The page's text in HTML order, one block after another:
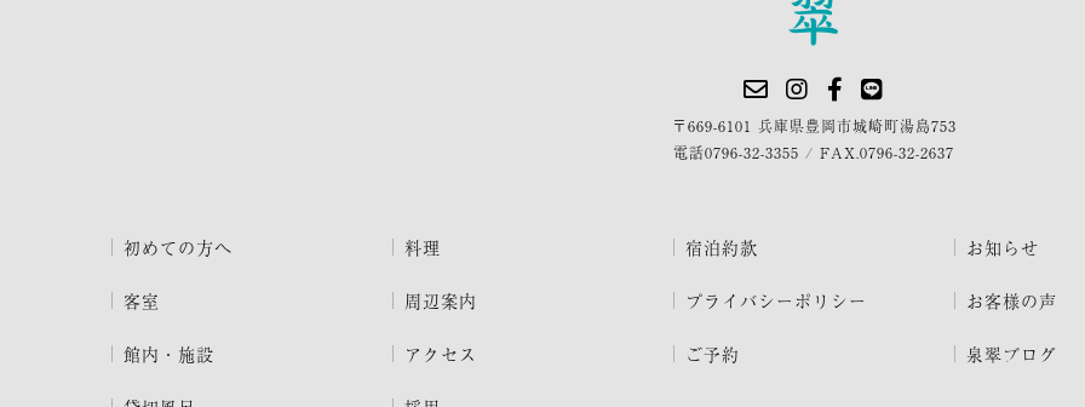
〒669-6101 兵庫県豊岡市城崎町湯島753
電話0796-32-3355 / FAX.0796-32-2637
初めての方へ
客室
館内・施設
料理
周辺案内
アクセス
宿泊約款
プライバシーポリシー
ご予約
お知らせ
お客様の声
泉翠ブログ